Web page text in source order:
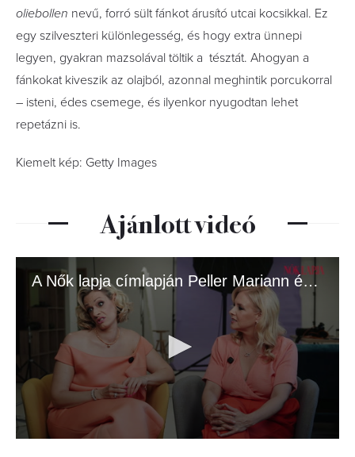
oliebollen nevű, forró sült fánkot árusító utcai kocsikkal. Ez
egy szilveszteri különlegesség, és hogy extra ünnepi
legyen, gyakran mazsolával töltik a tésztát. Ahogyan a
fánkokat kiveszik az olajból, azonnal meghintik porcukorral
– isteni, édes csemege, és ilyenkor nyugodtan lehet
repetázni is.
Kiemelt kép: Getty Images
Ajánlott videó
A Nők lapja címlapján Peller Mariann és Anna!